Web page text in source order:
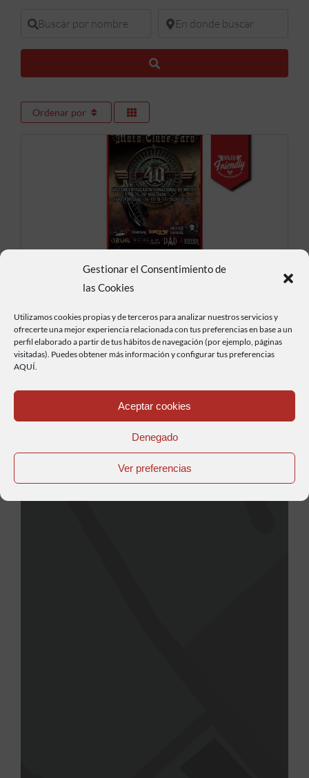
Gestionar el Consentimiento de
las Cookies
Utilizamos cookies propias y de terceros para analizar nuestros servicios y
ofrecerte una mejor experiencia relacionada con tus preferencias en base a un
perfil elaborado a partir de tus hábitos de navegación (por ejemplo, páginas
visitadas). Puedes obtener más información y configurar tus preferencias
AQUÍ.
Aceptar cookies
Denegado
Ver preferencias
Buscar por nombre En donde buscar
Ordenar por
40 CONCENTRACION FARO
Una de las más grande concentraciones
moteras de toda Europa ya está aquí,los
vemos en Faro¡¡Leer más...